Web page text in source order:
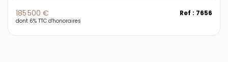
185 500 €
dont 6% TTC d'honoraires
Ref : 7656